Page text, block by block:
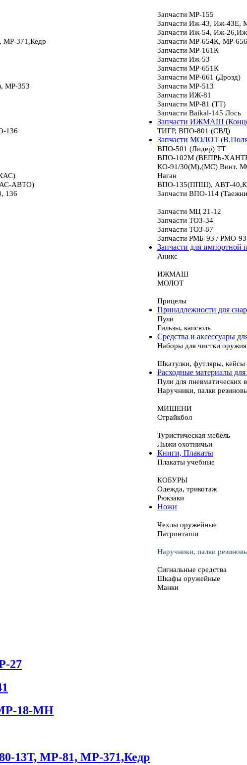
Запчасти МР-155
Запчасти Иж-43, Иж-43Е,
Запчасти Иж-54, Иж-
МР-371,Кедр
Запчасти МР-654К, МР-
Запчасти МР-161К
Запчасти Иж-53
Запчасти МР-651К
Запчасти МР-661 (Дрозд)
МР-353
Запчасти МР-513
Запчасти ИЖ-81
Запчасти МР-81 (ТТ)
Запчасти Baikal-145 Лось
Запчасти ИЖМАШ
136
ТИГР, ВПО-801 (СВД)
Запчасти МОЛОТ
ВПО-501 (Лидер) ТТ
ВПО-102М (ВЕПРЬ-
КО-91/30(М),(МС) Винт.
Наган
АВТО)
ВПО-135(ППШ), АВТ-
136
Запчасти ВПО-114
Запчасти МЦ 21-12
Запчасти ТОЗ-34
Запчасти ТОЗ-87
Запчасти РМБ-93 / РМО-93
Запчасти для импортной
Аникс
ИЖМАШ
МОЛОТ
Прицелы
Принадлежности для
Пули
Гильзы, капсюль
Средства и аксессуары
Наборы для чистки
Шкатулки, футляры, кейсы
Расходные материалы
Пули для пневматических
Наручники, палки
МИШЕНИ
Страйкбол
Туристическая мебель
Лыжи охотничьи
Книги, Плакаты
Плакаты учебные
КОБУРЫ
Одежда, трикотаж
Рюкзаки
Ножи
Чехлы оружейные
Патронташи
Наручники, палки
Сигнальные средства
Шкафы оружейные
Манки
27
18-МН
13Т, МР-81, МР-371,Кедр